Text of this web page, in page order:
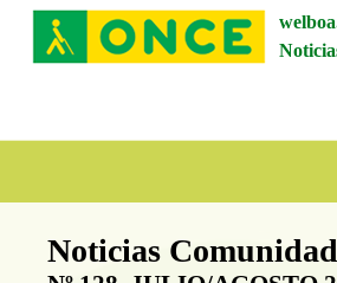
Boletín Noticias
Noticias